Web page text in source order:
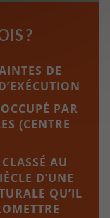
?
DE
PAR
(CENTRE
AU
D’UNE
QU’IL